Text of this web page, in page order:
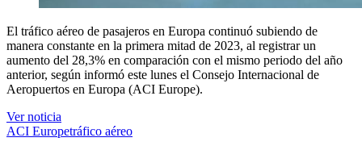
El tráfico aéreo de pasajeros en Europa continuó subiendo de
manera constante en la primera mitad de 2023, al registrar un
aumento del 28,3% en comparación con el mismo periodo del año
anterior, según informó este lunes el Consejo Internacional de
Aeropuertos en Europa (ACI Europe).
Ver noticia
ACI Europetráfico aéreo